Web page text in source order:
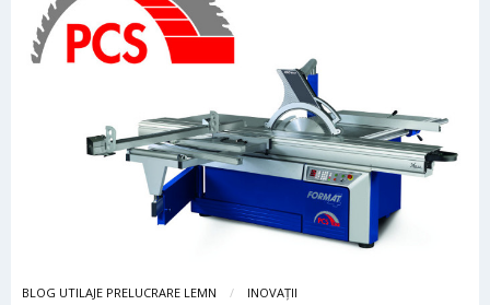
BLOG UTILAJE PRELUCRARE LEMN INOVAȚII